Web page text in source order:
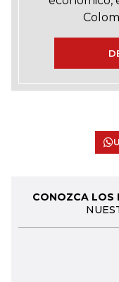
CONOZCA LOS